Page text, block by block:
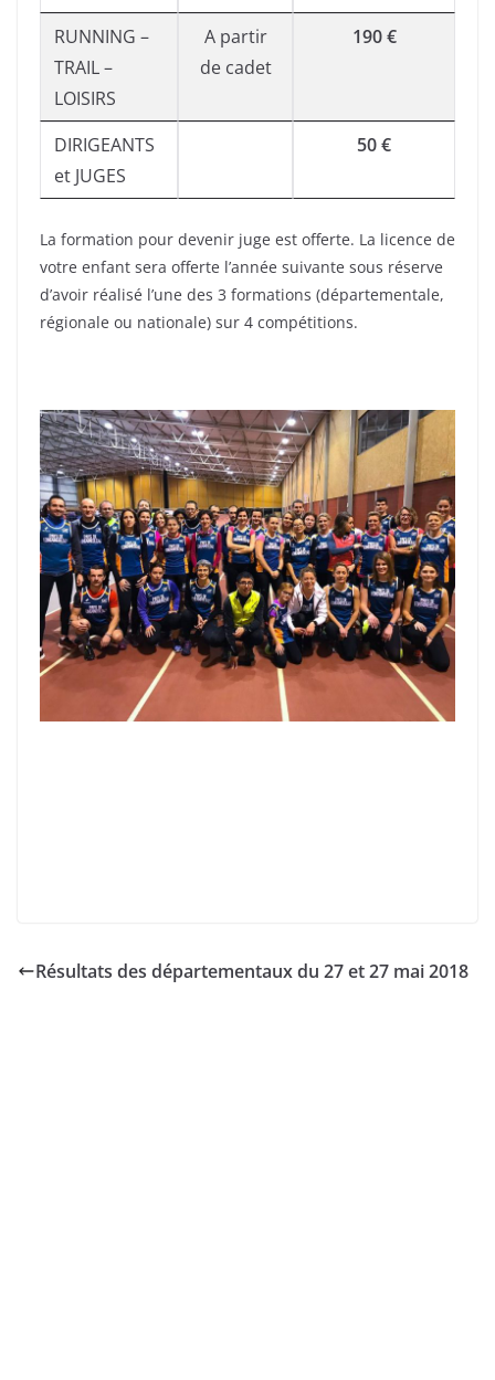
RUNNING –
TRAIL –
LOISIRS
A partir
de cadet
190 €
DIRIGEANTS
et JUGES
50 €
La formation pour devenir juge est offerte. La licence de
votre enfant sera offerte l’année suivante sous réserve
d’avoir réalisé l’une des 3 formations (départementale,
régionale ou nationale) sur 4 compétitions.
Résultats des départementaux du 27 et 27 mai 2018